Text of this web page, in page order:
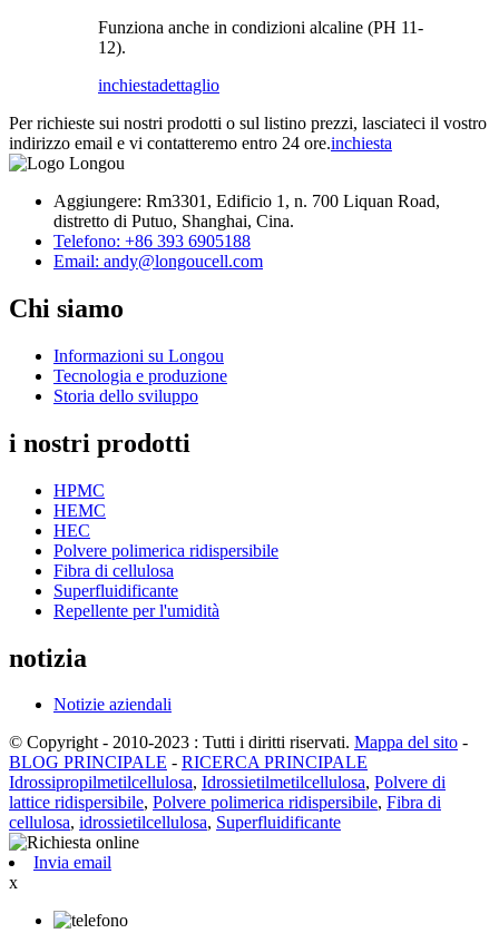
Funziona anche in condizioni alcaline (PH 11-
12).
inchiestadettaglio
Per richieste sui nostri prodotti o sul listino prezzi, lasciateci il vostro
indirizzo email e vi contatteremo entro 24 ore.inchiesta
Aggiungere: Rm3301, Edificio 1, n. 700 Liquan Road,
distretto di Putuo, Shanghai, Cina.
Telefono: +86 393 6905188
Email: andy@longoucell.com
Chi siamo
Informazioni su Longou
Tecnologia e produzione
Storia dello sviluppo
i nostri prodotti
HPMC
HEMC
HEC
Polvere polimerica ridispersibile
Fibra di cellulosa
Superfluidificante
Repellente per l'umidità
notizia
Notizie aziendali
© Copyright - 2010-2023 : Tutti i diritti riservati. Mappa del sito -
BLOG PRINCIPALE - RICERCA PRINCIPALE
Idrossipropilmetilcellulosa, Idrossietilmetilcellulosa, Polvere di
lattice ridispersibile, Polvere polimerica ridispersibile, Fibra di
cellulosa, idrossietilcellulosa, Superfluidificante
Invia email
x